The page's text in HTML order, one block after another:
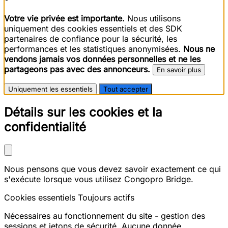
Votre vie privée est importante. Nous utilisons
uniquement des cookies essentiels et des SDK
partenaires de confiance pour la sécurité, les
performances et les statistiques anonymisées. Nous ne
vendons jamais vos données personnelles et ne les
partageons pas avec des annonceurs.
En savoir plus
Uniquement les essentiels Tout accepter
Détails sur les cookies et la
confidentialité
Nous pensons que vous devez savoir exactement ce qui
s'exécute lorsque vous utilisez Congopro Bridge.
Cookies essentiels Toujours actifs
Nécessaires au fonctionnement du site - gestion des
sessions et jetons de sécurité. Aucune donnée